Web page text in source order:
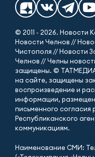
© 2011 - 2026. Новости
Новости Челнов //
Чистополя // Новости
Челнов // Челны
защищены. ©
на сайте, защищены
воспроизведение и
информации,
письменного
Республиканского
коммуникациям.
Наименование СМИ: